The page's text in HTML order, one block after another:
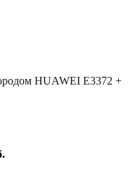
HUAWEI E3372 +